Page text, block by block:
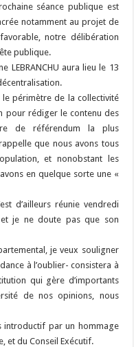
séance publique est
notamment au projet de
notre délibération
publique.
LEBRANCHU aura lieu le 13
périmètre de la collectivité
pour rédiger le contenu des
de référendum la plus
que nous avons tous
et nonobstant les
en quelque sorte une «
d’ailleurs réunie vendredi
je ne doute pas que son
je veux souligner
à l’oublier- consistera à
qui gère d’importants
de nos opinions, nous
introductif par un hommage
et du Conseil Exécutif.